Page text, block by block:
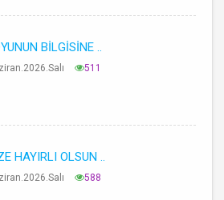
BİLGİSİNE ..
511
HAYIRLI OLSUN ..
588